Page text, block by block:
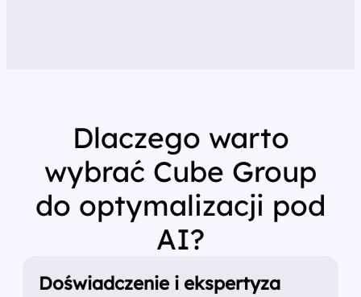
Dlaczego warto
wybrać Cube Group
do optymalizacji pod
AI?
Doświadczenie i ekspertyza